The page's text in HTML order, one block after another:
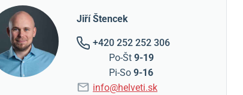
Jiří Štencek
+420 252 252 306
Po-Št 9-19
Pi-So 9-16
info@helveti.sk